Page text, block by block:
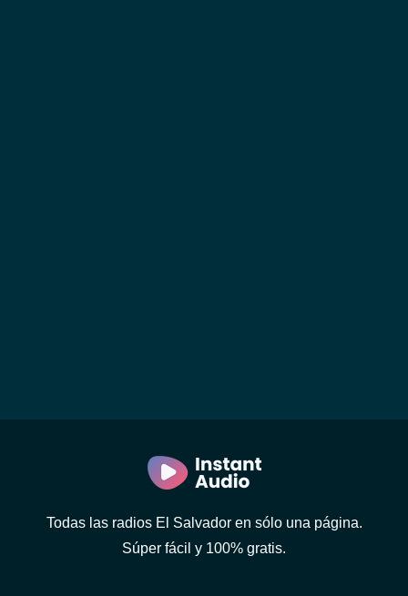
Todas las radios El Salvador en sólo una página.
Súper fácil y 100% gratis.